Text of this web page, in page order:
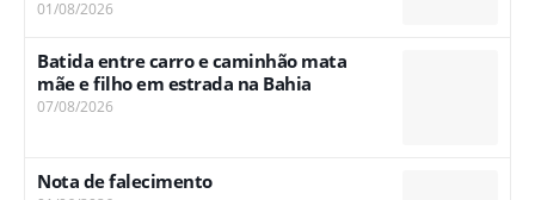
01/08/2026
Batida entre carro e caminhão mata
mãe e filho em estrada na Bahia
07/08/2026
Nota de falecimento